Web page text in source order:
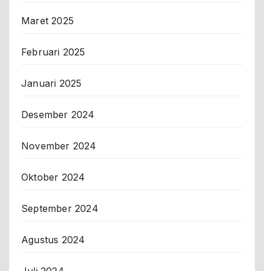
Maret 2025
Februari 2025
Januari 2025
Desember 2024
November 2024
Oktober 2024
September 2024
Agustus 2024